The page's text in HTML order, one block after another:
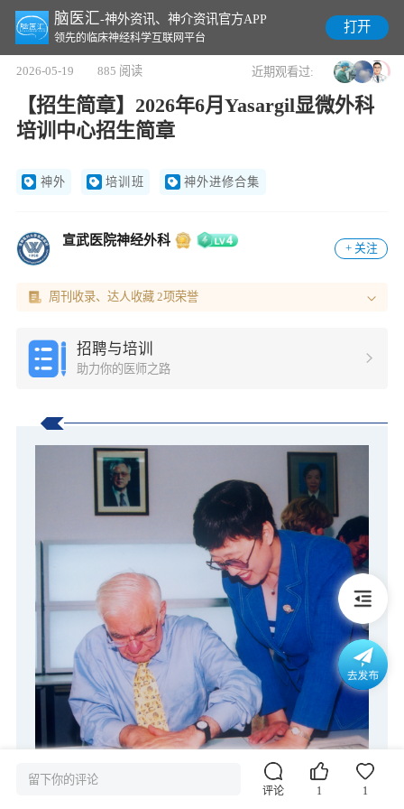
脑医汇-神外资讯、神介资讯官方APP
领先的临床神经科学互联网平台
打开
2026-05-19 885 阅读 近期观看过:
【招生简章】2026年6月Yasargil显微外科
培训中心招生简章
神外 培训班 神外进修合集
宣武医院神经外科
+ 关注
周刊收录、达人收藏 2项荣誉
招聘与培训
助力你的医师之路
留下你的评论
评论 1 1